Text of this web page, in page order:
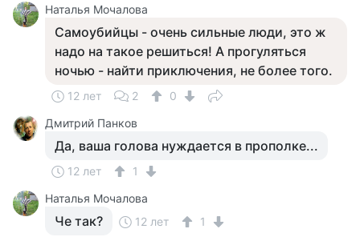
Наталья Мочалова
Самоубийцы - очень сильные люди, это ж
надо на такое решиться! А прогуляться
ночью - найти приключения, не более того.
12 лет 2
0
Дмитрий Панков
Да, ваша голова нуждается в прополке...
12 лет
1
Наталья Мочалова
Че так? 12 лет 1